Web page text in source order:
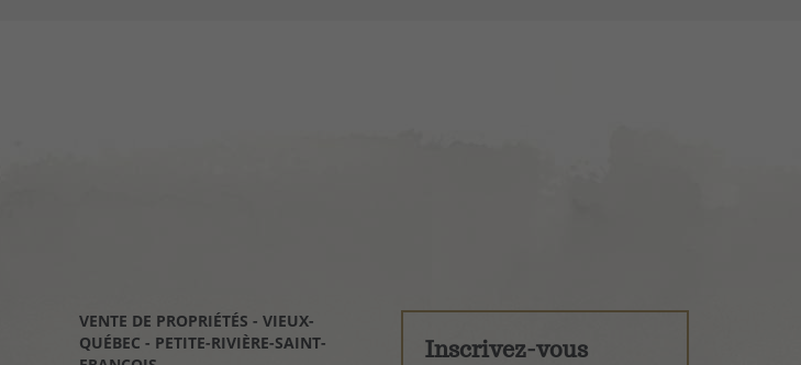
VENTE DE PROPRIÉTÉS - VIEUX-
QUÉBEC - PETITE-RIVIÈRE-SAINT-
VENTE DE PROPRIÉTÉS - CHARLEVOIX
- PETITE-RIVIÈRE-SAINT-FRANÇOIS
Inscrivez-vous